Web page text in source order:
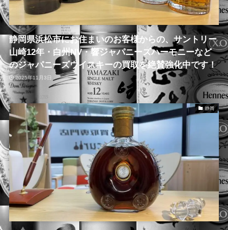
静岡県浜松市にお住まいのお客様からの、サントリー
山崎12年・白州NV・響ジャパニーズハーモニーなど
のジャパニーズウイスキーの買取を絶賛強化中です！
2025年11月3日
静岡